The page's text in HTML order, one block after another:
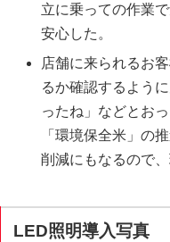
立に乗っての作業
安心した。
店舗に来られるお
るか確認するよう
ったね」などとお
「環境保全米」の
削減にもなるので
LED照明導入写真